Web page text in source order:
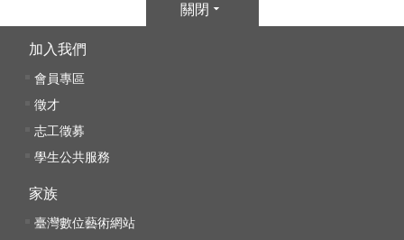
文
策
關閉
加入我們
會員專區
徵才
志工徵募
學生公共服務
家族
臺灣數位藝術網站